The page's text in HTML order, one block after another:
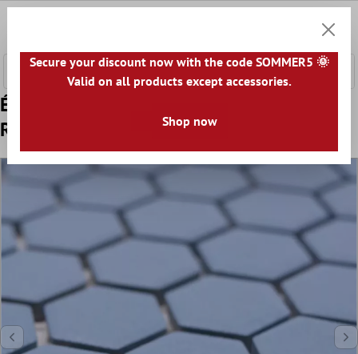
Panier
Échantillon Céramique Mosaïque Bismarck
R10B Hexagone Bleu H23
Secure your discount now with the code SOMMER5 🌞
Valid on all products except accessories.
Shop now